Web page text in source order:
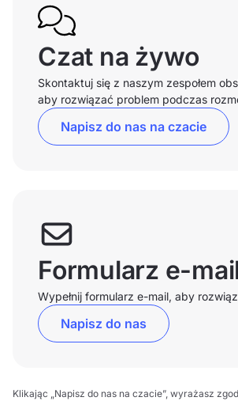
Czat na żywo
Skontaktuj się z naszym zespołem
aby rozwiązać problem podczas
Napisz do nas na czacie
Formularz e-
Wypełnij formularz e-mail, aby
Napisz do nas
Klikając „Napisz do nas na czacie”, wyrażasz